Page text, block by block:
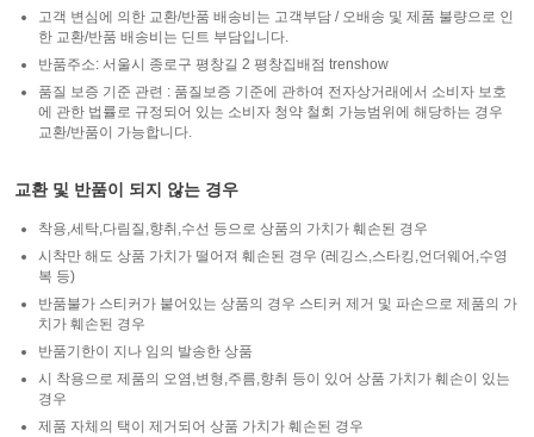
고객 변심에 의한 교환/반품 배송비는 고객부담 / 오배송 및 제품 불량으로 인
한 교환/반품 배송비는 딘트 부담입니다.
반품주소: 서울시 종로구 평창길 2 평창집배점 trenshow
품질 보증 기준 관련 : 품질보증 기준에 관하여 전자상거래에서 소비자 보호
에 관한 법률로 규정되어 있는 소비자 청약 철회 가능범위에 해당하는 경우
교환/반품이 가능합니다.
교환 및 반품이 되지 않는 경우
착용,세탁,다림질,향취,수선 등으로 상품의 가치가 훼손된 경우
시착만 해도 상품 가치가 떨어져 훼손된 경우 (레깅스,스타킹,언더웨어,수영
복 등)
반품불가 스티커가 붙어있는 상품의 경우 스티커 제거 및 파손으로 제품의 가
치가 훼손된 경우
반품기한이 지나 임의 발송한 상품
시 착용으로 제품의 오염,변형,주름,향취 등이 있어 상품 가치가 훼손이 있는
경우
제품 자체의 택이 제거되어 상품 가치가 훼손된 경우